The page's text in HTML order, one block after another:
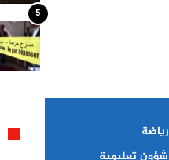
5
رياضة
شؤون تعليمية